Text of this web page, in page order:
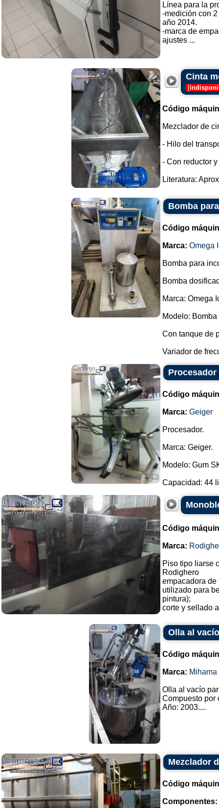
Línea para la
-medición con
año 2014.
-marca de
ajustes ...
Cinta
[
Código
Mezclador de
- Hilo del
- Con reductor y
Literatura:
Bomba
Código
Marca: Omega
Bomba para
Bomba
Marca: Omega
Modelo:
Con tanque de
Variador de
Procesador
Código
Marca: Geiger
Procesador.
Marca: Geiger.
Modelo: Gum
Capacidad: 44
Código
Marca:
Piso tipo liarse
Rodighero
empacadora
utilizado para
pintura);
corte y sellado
Olla al
Código
Marca:
Olla al vacío
Compuesto por
Año: 2003....
Mezclador
Código
Componentes: